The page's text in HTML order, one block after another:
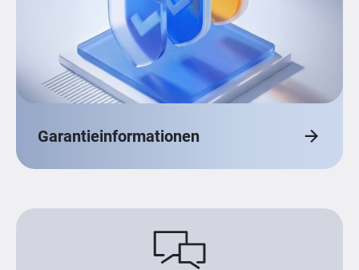
Garantieinformationen